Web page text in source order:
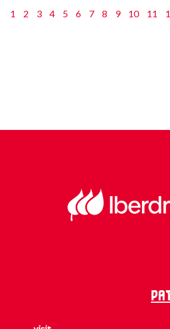
1 2 3 4 5 6 7 8 9 10 11